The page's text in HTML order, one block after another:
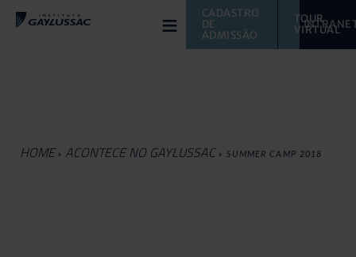
≡
CADASTRO
DE
ADMISSÃO
TOUR
VIRTUAL
HOME » ACONTECE NO GAYLUSSAC » SUMMER CAMP 2018